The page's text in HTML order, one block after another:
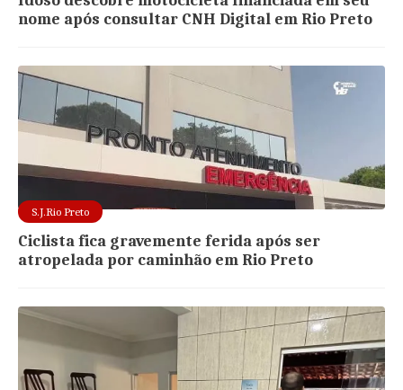
nome após consultar CNH Digital em Rio Preto
S.J.Rio Preto
Ciclista fica gravemente ferida após ser
atropelada por caminhão em Rio Preto